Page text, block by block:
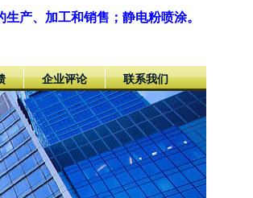
产、加工和销售；静电粉喷涂。
企业评论 联系我们